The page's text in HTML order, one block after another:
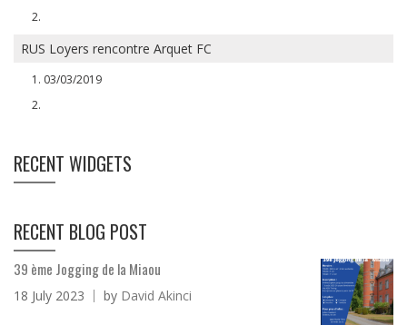
RUS Loyers rencontre Arquet FC
03/03/2019
RECENT WIDGETS
RECENT BLOG POST
39 ème Jogging de la Miaou
18 July 2023 by David Akinci